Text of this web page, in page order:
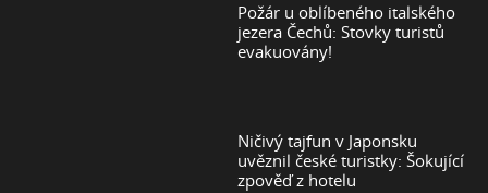
Požár u oblíbeného italského
jezera Čechů: Stovky turistů
evakuovány!
Ničivý tajfun v Japonsku
uvěznil české turistky: Šokující
zpověď z hotelu